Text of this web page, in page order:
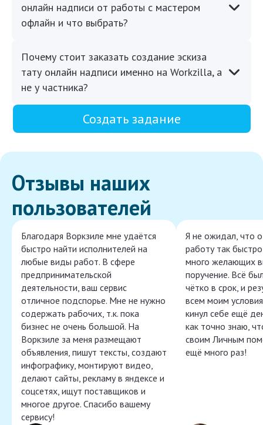
онлайн надписи от работы с мастером
офлайн и что выбрать?
Почему стоит заказать создание эскиза
тату онлайн надписи именно на Workzilla, а
не у частника?
Создать задание
Отзывы наших
пользователей
Благодаря Воркзиле мне удаётся
быстро найти исполнителей на
любые виды работ. В сфере
предпринимательской
деятельности, ваш сервис
отличное подспорье. Мне не нужно
содержать рабочих, т.к. пока
бизнес не очень большой. На
Воркзиле за меня размещают
объявления, пишут тексты, создают
инфографику, монтируют видео,
делают сайты, рекламу в яндексе и
соцсетях, ищут поставщиков и
многое другое. Спасибо вашему
сервису!
Я не ожидал, что
работу так
много желающих
поручение. Всё
чётко в срок, и
всем моим
кинул себе ещё
как точно знаю,
своим Личным
ещё много раз!